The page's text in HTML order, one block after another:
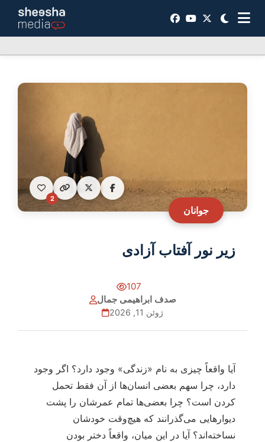
جوانان
2
زیر نور آفتاب آزادی
107
صدف ابراهیمی جمال
ژوئن 11, 2026
آیا واقعاً چیزی به نام «زندگی» وجود دارد؟ اگر وجود
دارد، چرا سهم بعضی انسان‌ها از آن فقط تحمل
کردن است؟ چرا بعضی‌ها تمام عمرشان را پشت
دیوارهایی می‌گذرانند که هیچ‌وقت خودشان
نساخته‌اند؟ آیا در این میان، واقعاً دختر بودن